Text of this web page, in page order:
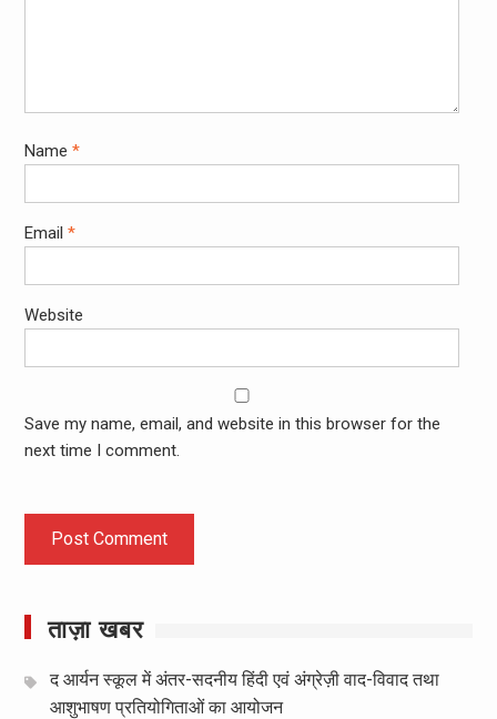
Name *
Email *
Website
Save my name, email, and website in this browser for the
next time I comment.
ताज़ा खबर
द आर्यन स्कूल में अंतर-सदनीय हिंदी एवं अंग्रेज़ी वाद-विवाद तथा
आशुभाषण प्रतियोगिताओं का आयोजन